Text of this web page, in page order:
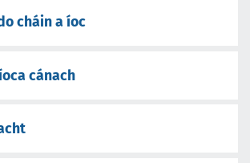
cháin a íoc
cánach